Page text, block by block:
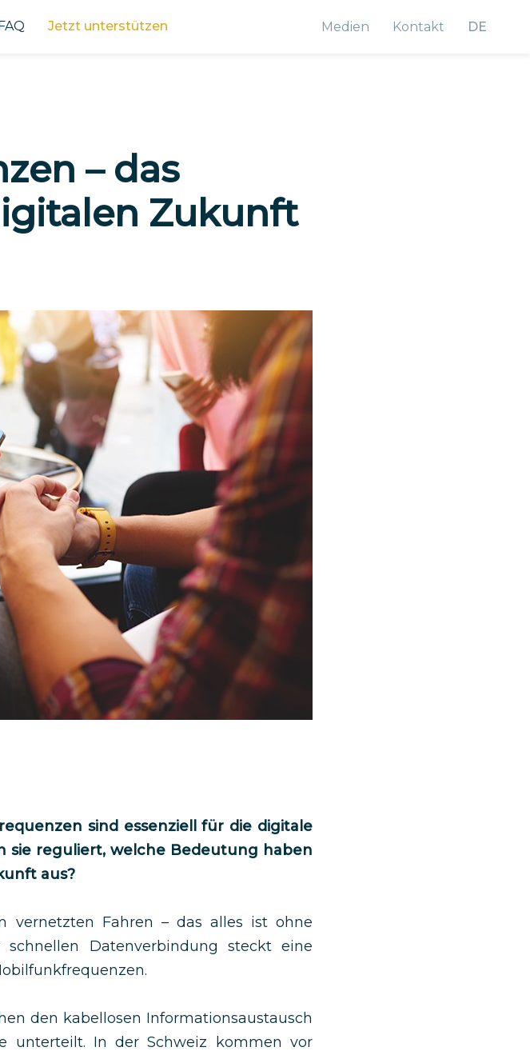
Jetzt unterstützen Medien Kontakt DE
– das
Zukunft
sind essenziell für die digitale
sie reguliert, welche Bedeutung haben
aus?
vernetzten Fahren – das alles ist ohne
Datenverbindung steckt eine
den kabellosen Informationsaustausch
unterteilt. In der Schweiz kommen vor